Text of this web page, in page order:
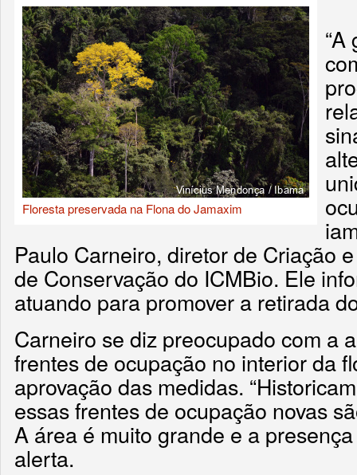
Floresta preservada na Flona do Jamaxim
“A
Paulo Carneiro, diretor de Criação
de Conservação do ICMBio. Ele
atuando para promover a retirada
Carneiro se diz preocupado com a
frentes de ocupação no interior da
aprovação das medidas.
essas frentes de ocupação novas
A área é muito grande e a
alerta.